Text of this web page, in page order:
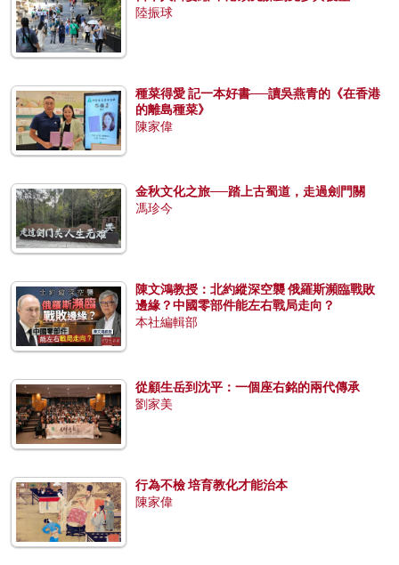
陸振球
種菜得愛 記一本好書──讀吳燕青的《在香港
的離島種菜》
陳家偉
金秋文化之旅──踏上古蜀道，走過劍門關
馮珍今
陳文鴻教授：北約縱深空襲 俄羅斯瀕臨戰敗
邊緣？中國零部件能左右戰局走向？
本社編輯部
從顧生岳到沈平：一個座右銘的兩代傳承
劉家美
行為不檢 培育教化才能治本
陳家偉